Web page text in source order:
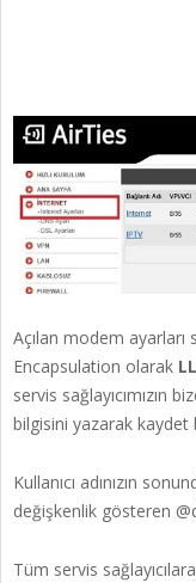
Açılan modem
Encapsulation olarak
servis sağlayıcımızın
bilgisini yazarak kaydet
Kullanıcı adınızın
değişkenlik gösteren
Tüm servis